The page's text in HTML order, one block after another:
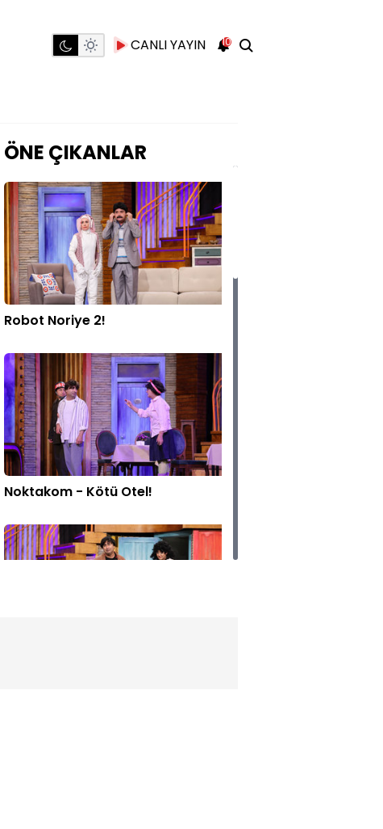
CANLI YAYIN 10
ÖNE ÇIKANLAR
Robot Noriye 2!
Noktakom - Kötü Otel!